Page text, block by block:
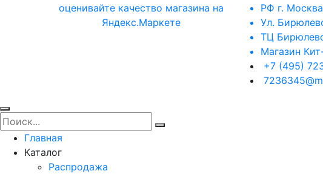
РФ г. Москва
Ул.
ТЦ
Магазин
+7 (495)
Главная
Каталог
Распродажа